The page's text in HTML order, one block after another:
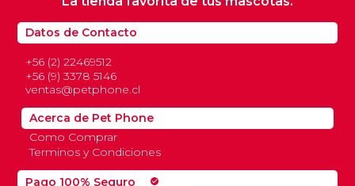
Pago 100% Seguro check_circle
Datos de Contacto
+56 (2) 22469512
+56 (9) 3378 5146
ventas@petphone.cl
Acerca de Pet Phone
Como Comprar
Terminos y Condiciones